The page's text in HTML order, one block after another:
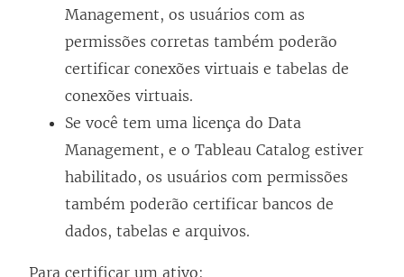
Management, os usuários com as
permissões corretas também poderão
certificar conexões virtuais e tabelas de
conexões virtuais.
Se você tem uma licença do Data
Management, e o Tableau Catalog estiver
habilitado, os usuários com permissões
também poderão certificar bancos de
dados, tabelas e arquivos.
Para certificar um ativo: